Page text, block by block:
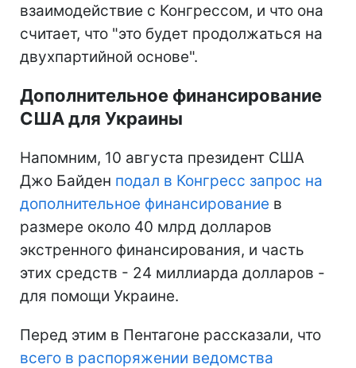
взаимодействие с Конгрессом, и что она
считает, что "это будет продолжаться на
двухпартийной основе".
Дополнительное финансирование
США для Украины
Напомним, 10 августа президент США
Джо Байден подал в Конгресс запрос на
дополнительное финансирование в
размере около 40 млрд долларов
экстренного финансирования, и часть
этих средств - 24 миллиарда долларов -
для помощи Украине.
Перед этим в Пентагоне рассказали, что
всего в распоряжении ведомства